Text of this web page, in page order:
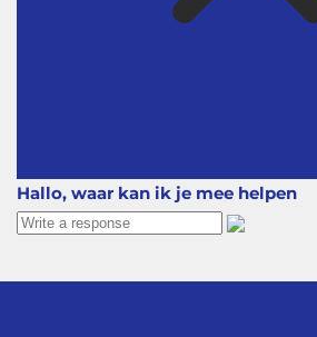
Hallo, waar kan ik je mee helpen